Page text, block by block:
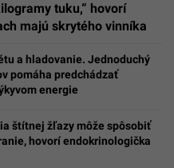
tuku,“ hovorí
majú skrytého vinníka
a hladovanie. Jednoduchý
pomáha predchádzať
energie
štítnej žľazy môže spôsobiť
hovorí endokrinologička